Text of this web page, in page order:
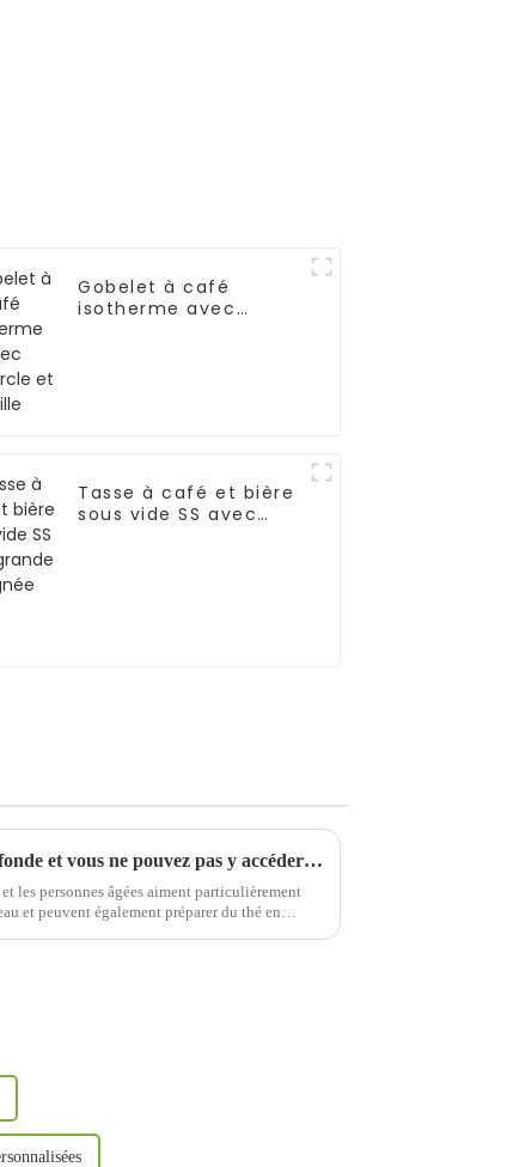
Gobelet à café
isotherme avec
Tasse à café et bière
sous vide SS avec
La tasse thermos est-elle trop profonde et vous ne pouvez pas y accéder pour la nettoyer ?
les personnes âgées aiment particulièrement
et peuvent également préparer du thé en